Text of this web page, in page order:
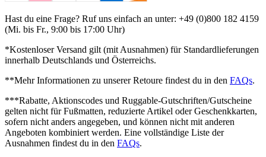
Hast du eine Frage? Ruf uns einfach an unter: +49 (0)800 182 4159
(Mi. bis Fr., 9:00 bis 17:00 Uhr)
*Kostenloser Versand gilt (mit Ausnahmen) für Standardlieferungen
innerhalb Deutschlands und Österreichs.
**Mehr Informationen zu unserer Retoure findest du in den FAQs.
***Rabatte, Aktionscodes und Ruggable-Gutschriften/Gutscheine
gelten nicht für Fußmatten, reduzierte Artikel oder Geschenkkarten,
sofern nicht anders angegeben, und können nicht mit anderen
Angeboten kombiniert werden. Eine vollständige Liste der
Ausnahmen findest du in den FAQs.